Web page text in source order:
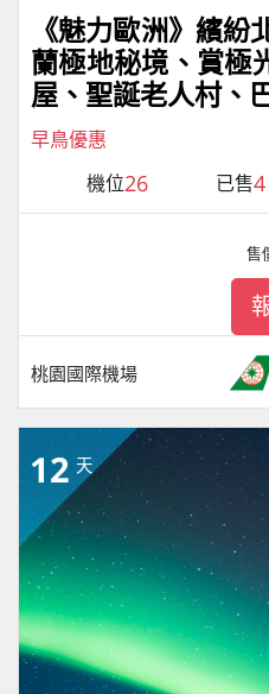
《魅力歐洲》繽
蘭極地秘境、賞極
屋、聖誕老人村、
早鳥優惠
機位26 已售4
桃園國際機場
售
12 天